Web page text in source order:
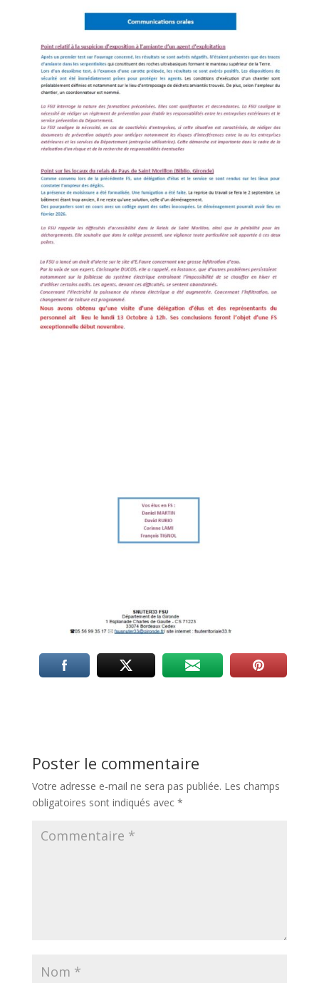
Poster le commentaire
Votre adresse e-mail ne sera pas publiée. Les champs
obligatoires sont indiqués avec *